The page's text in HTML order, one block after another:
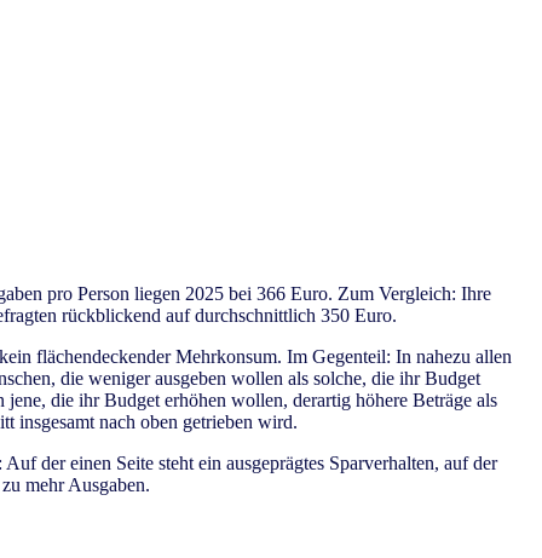
pro Person liegen 2025 bei 366 Euro. Zum Vergleich: Ihre
rückblickend auf durchschnittlich 350 Euro.
flächendeckender Mehrkonsum. Im Gegenteil: In nahezu allen
die weniger ausgeben wollen als solche, die ihr Budget
die ihr Budget erhöhen wollen, derartig höhere Beträge als
insgesamt nach oben getrieben wird.
der einen Seite steht ein ausgeprägtes Sparverhalten, auf der
mehr Ausgaben.